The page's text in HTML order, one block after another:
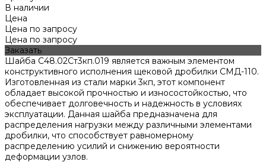
В наличии
Цена
Цена по запросу
Цена по запросу
Заказать
Шайба С48.02Ст3кп.019 является важным элементом
конструктивного исполнения щековой дробилки СМД-110.
Изготовленная из стали марки 3кп, этот компонент
обладает высокой прочностью и износостойкостью, что
обеспечивает долговечность и надежность в условиях
эксплуатации. Данная шайба предназначена для
распределения нагрузки между различными элементами
дробилки, что способствует равномерному
распределению усилий и снижению вероятности
деформации узлов.